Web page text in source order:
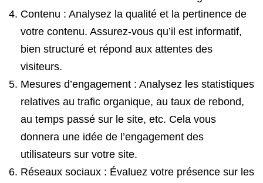
Contenu : Analysez la qualité et la pertinence de
votre contenu. Assurez-vous qu’il est informatif,
bien structuré et répond aux attentes des
visiteurs.
Mesures d’engagement : Analysez les statistiques
relatives au trafic organique, au taux de rebond,
au temps passé sur le site, etc. Cela vous
donnera une idée de l’engagement des
utilisateurs sur votre site.
Réseaux sociaux : Évaluez votre présence sur les